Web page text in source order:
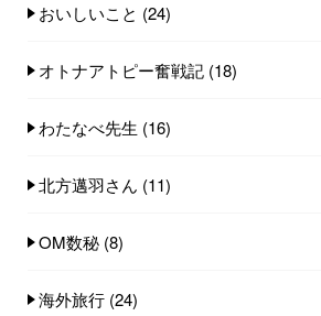
おいしいこと (24)
オトナアトピー奮戦記 (18)
わたなべ先生 (16)
北方邁羽さん (11)
OM数秘 (8)
海外旅行 (24)